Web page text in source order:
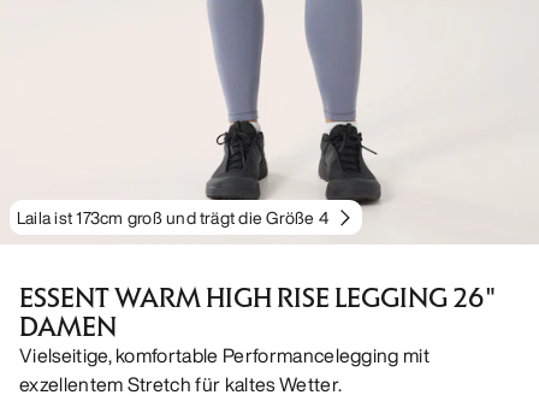
Laila ist 173cm groß und trägt die Größe 4
ESSENT WARM HIGH RISE LEGGING 26"
DAMEN
Vielseitige, komfortable Performancelegging mit
exzellentem Stretch für kaltes Wetter.